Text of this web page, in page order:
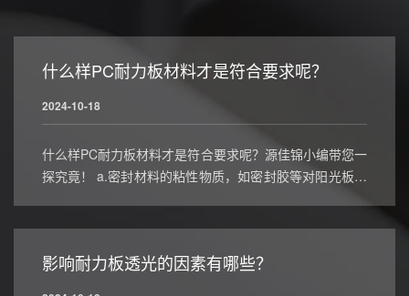
什么样PC耐力板材料才是符合要求呢？
2024-10-18
什么样PC耐力板材料才是符合要求呢？源佳锦小编带您一
探究竟！ a.密封材料的粘性物质，如密封胶等对阳光板应
影响耐力板透光的因素有哪些？